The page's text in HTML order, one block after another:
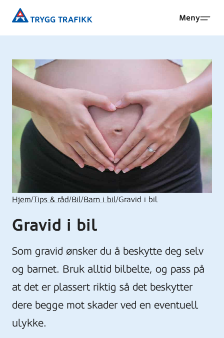
hovedinnhold
Trygg
Meny
Hjem/Tips & råd/Bil/Barn i bil/Gravid i bil
Gravid i bil
Som gravid ønsker du å beskytte deg selv
og barnet. Bruk alltid bilbelte, og pass på
at det er plassert riktig så det beskytter
dere begge mot skader ved en eventuell
ulykke.